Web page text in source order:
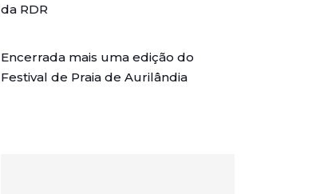
da RDR
Encerrada mais uma edição do
Festival de Praia de Aurilândia